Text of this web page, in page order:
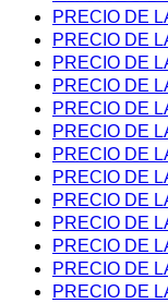
PRECIO DE
PRECIO DE
PRECIO DE
PRECIO DE
PRECIO DE
PRECIO DE
PRECIO DE
PRECIO DE
PRECIO DE
PRECIO DE
PRECIO DE
PRECIO DE
PRECIO DE